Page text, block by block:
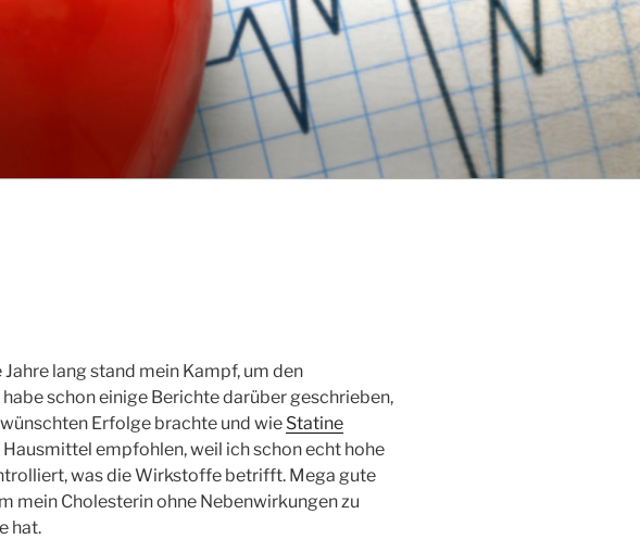
lang stand mein Kampf, um den
schon einige Berichte darüber geschrieben,
Erfolge brachte und wie Statine
empfohlen, weil ich schon echt hohe
was die Wirkstoffe betrifft. Mega gute
mein Cholesterin ohne Nebenwirkungen zu
hat.